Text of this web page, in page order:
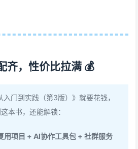
齐，性价比拉满 💰
门到实践（第3版）》就要花钱，
本书，还能解锁：
项目 + AI协作工具包 + 社群服务